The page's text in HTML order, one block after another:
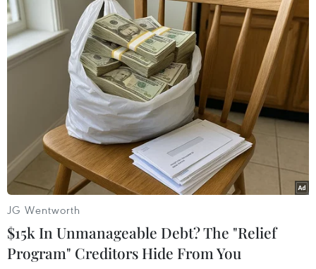
Đàm phán thương mại Mỹ-Trung: Quả
ngọt vẫn chưa chín
16/04/2019 03:07
Theo trang mạng scmp.com, Tổng thống Mỹ Donald
Trump đã đề ra thời hạn 4 tuần để Washington và Bắc
Kinh đạt được thỏa thuận nhằm chấm dứt cuộc chiến
thương mại.
JG Wentworth
$15k In Unmanageable Debt? The "Relief
Program" Creditors Hide From You